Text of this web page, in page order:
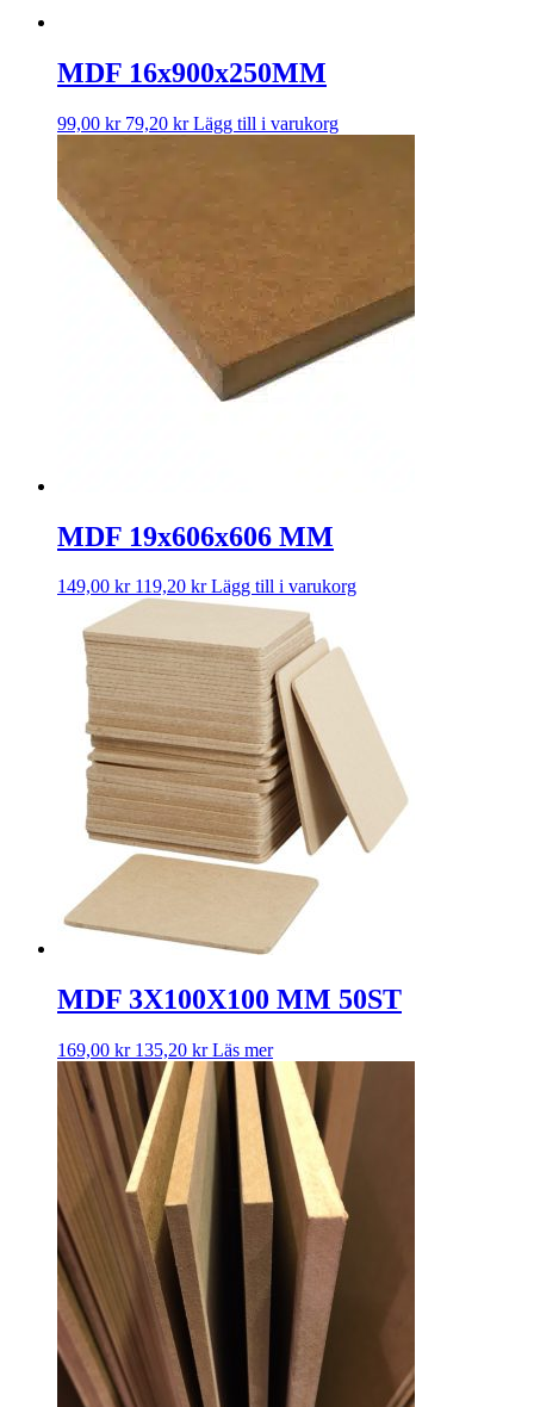
MDF 16x900x250MM
99,00 kr 79,20 kr Lägg till i varukorg
MDF 19x606x606 MM
149,00 kr 119,20 kr Lägg till i varukorg
MDF 3X100X100 MM 50ST
169,00 kr 135,20 kr Läs mer